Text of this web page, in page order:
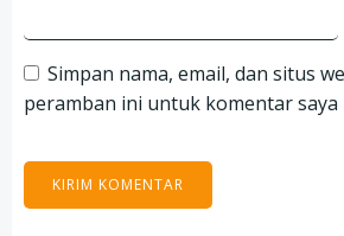
Simpan nama, email, dan situs
peramban ini untuk komentar saya